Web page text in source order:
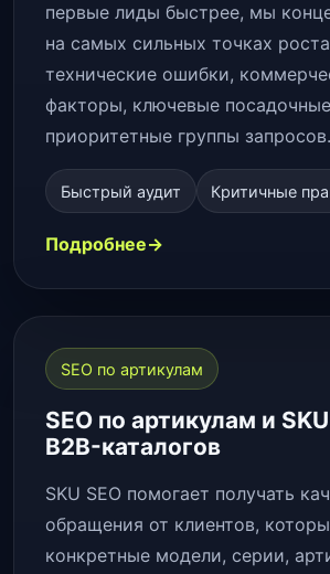
первые лиды быстрее, мы
на самых сильных точках
технические ошибки,
факторы, ключевые
приоритетные группы запросов.
Быстрый аудит Критичные
Подробнее
SEO по артикулам
SEO по артикулам и
B2B-каталогов
SKU SEO помогает получать
обращения от клиентов,
конкретные модели, серии,